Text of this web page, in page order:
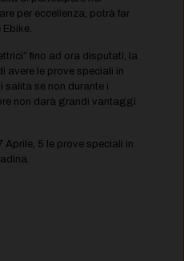
per eccellenza, potrà far
Ebike.
fino ad ora disputati, la
avere le prove speciali in
salita se non durante i
non darà grandi vantaggi
Aprile, 5 le prove speciali in